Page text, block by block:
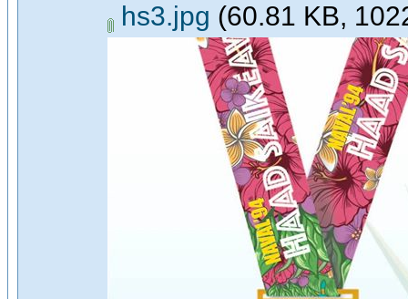
hs3.jpg (60.81 KB,